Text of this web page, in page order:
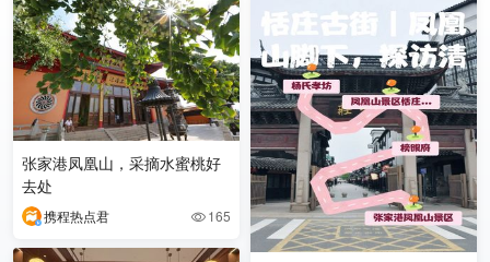
张家港凤凰山，采摘水蜜桃好
去处
携程热点君  165